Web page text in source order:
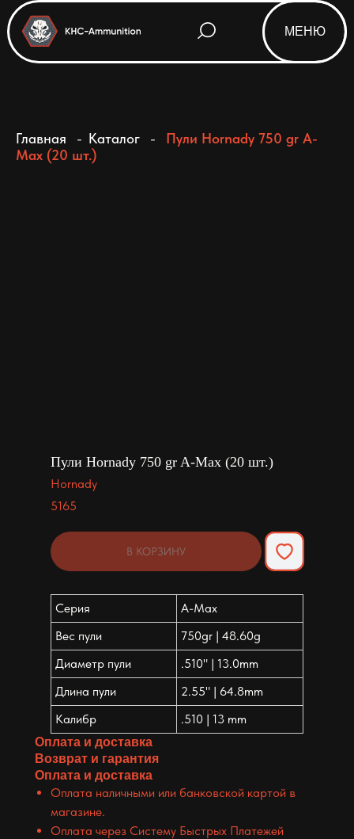
МЕНЮ
Html code will be here
Главная - Каталог -
Пули Hornady 750 gr A-
Max (20 шт.)
Пули Hornady 750 gr A-Max (20 шт.)
Hornady
5165
В КОРЗИНУ
Серия
A-Max
Вес пули
750gr | 48.60g
Диаметр пули
.510" | 13.0mm
Длина пули
2.55" | 64.8mm
Калибр
.510 | 13 mm
Оплата и доставка
Возврат и гарантия
Оплата и доставка
Оплата наличными или банковской картой в
магазине.
Оплата через Систему Быстрых Платежей